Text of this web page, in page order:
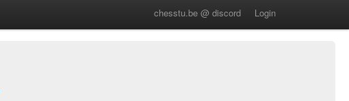
chesstu.be @ discord Login